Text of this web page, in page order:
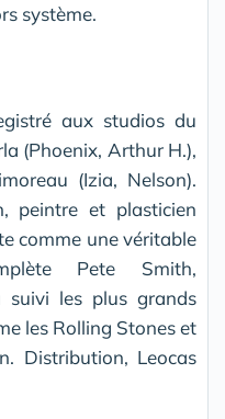
système.
aux studios du
(Phoenix, Arthur H.),
(Izia, Nelson).
peintre et plasticien
comme une véritable
Pete Smith,
suivi les plus grands
les Rolling Stones et
Distribution, Leocas